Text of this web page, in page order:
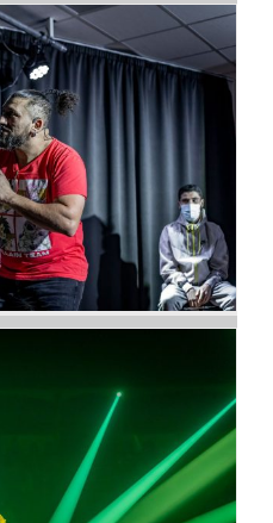
Up à Angela
pour le show